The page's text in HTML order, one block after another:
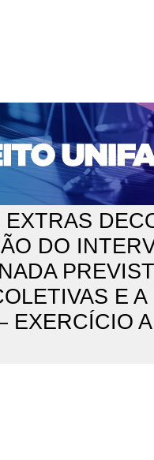
CADASTRO
Nº 1 A 100 WEBMAIL
DO
E A
EXERCÍCIO